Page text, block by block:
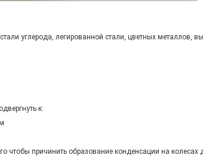
углерода, легированной стали, цветных металлов,
к:
чтобы причинить образование конденсации на колесах